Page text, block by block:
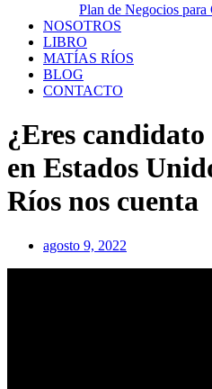
Plan de Negocios
NOSOTROS
LIBRO
MATÍAS RÍOS
BLOG
CONTACTO
¿Eres
en Estados
Ríos nos cuenta
agosto 9, 2022